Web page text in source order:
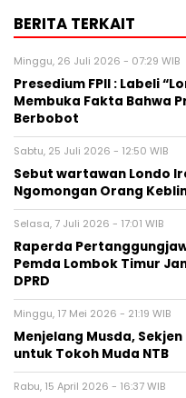
BERITA TERKAIT
Minggu, 26 Juli 2026 - 07:29 WIB
Presedium FPII : Labeli
Membuka Fakta Bahwa
Berbobot
Sabtu, 25 Juli 2026 - 12:50 WIB
Sebut wartawan Londo
Ngomongan Orang
Selasa, 7 Juli 2026 - 17:01 WIB
Raperda
Pemda Lombok Timur
DPRD
Minggu, 17 Mei 2026 - 21:19 WIB
Menjelang Musda,
untuk Tokoh Muda NTB
Rabu, 15 April 2026 - 16:37 WIB